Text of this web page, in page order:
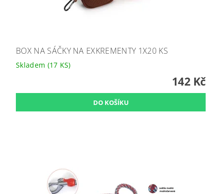
BOX NA SÁČKY NA EXKREMENTY 1X20 KS
Skladem (17 KS)
142 Kč